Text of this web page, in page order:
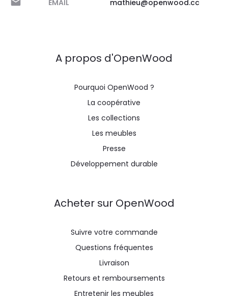
EMAIL mathieu@openwood.cc
A propos d'OpenWood
Pourquoi OpenWood ?
La coopérative
Les collections
Les meubles
Presse
Développement durable
Acheter sur OpenWood
Suivre votre commande
Questions fréquentes
Livraison
Retours et remboursements
Entretenir les meubles